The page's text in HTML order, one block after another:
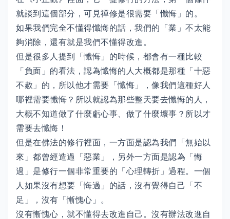
就談到這個部分，可見禪修是很需要「懺悔」的。
如果我們完全不懂得懺悔的話，我們的「業」不太能
夠消除，還有就是我們不懂得改進。
但是很多人提到「懺悔」的時候，都會有一種比較
「負面」的看法，認為懺悔的人大概都是那種「十惡
不赦」的，所以他才需要「懺悔」，像我們這種好人
哪裡需要懺悔？所以就認為那些整天要去懺悔的人，
大概不知道做了什麼虧心事、做了什麼壞事？所以才
需要去懺悔！
但是在佛法的修行裡面，一方面是認為我們「無始以
來」都曾經造過「惡業」，另外一方面是認為「悔
過」是修行一個非常重要的「心理轉折」過程。一個
人如果沒有想要「悔過」的話，沒有覺得自己「不
足」，沒有「慚愧心」。
沒有慚愧心，就不懂得去改進自己。沒有辦法改進自